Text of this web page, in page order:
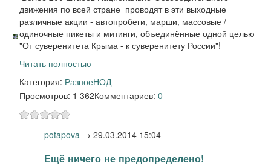
движения по всей стране проводят в эти выходные
различные акции - автопробеги, марши, массовые /
одиночные пикеты и митинги, объединённые одной целью
"От суверенитета Крыма - к суверенитету России"!
Читать полностью
Категория: РазноеНОД
Просмотров: 1 362Комментариев: 0
potapova → 29.03.2014 15:04
Ещё ничего не предопределено!